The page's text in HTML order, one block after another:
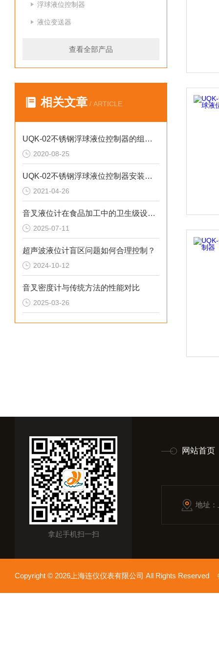
浮球液位控制器
液位变送器
查看全部产品
相关文章 / ARTICLE
UQK-02不锈钢浮球液位控制器的组成部分和产品特色
2020-08-25
UQK-02不锈钢浮球液位控制器安装使用与维护注意事项
2021-04-26
音叉液位计在食品加工中的卫生级设计解析
2025-07-11
超声波液位计盲区问题如何合理控制？
2024-10-12
音叉密度计与传统方法的性能对比
2025-03-26
拿起手机扫一扫
网站首页
地址
Copyright © 2026上海连仪仪表有限公司 All Rights Reserved